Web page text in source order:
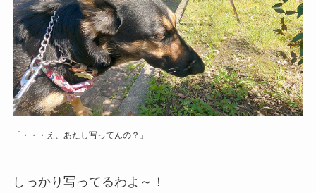
「・・・え、あたし写ってんの？」
しっかり写ってるわよ～！